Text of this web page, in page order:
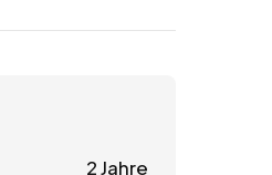
2 Jahre